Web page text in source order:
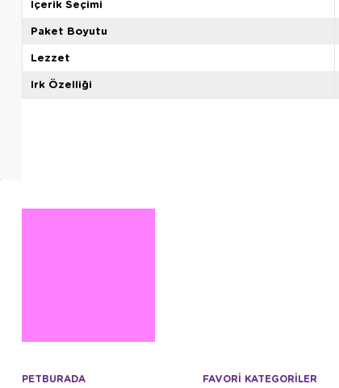
İçerik Seçimi
Paket Boyutu
Lezzet
Irk Özelliği
PETBURADA FAVORİ KATEGORİLER